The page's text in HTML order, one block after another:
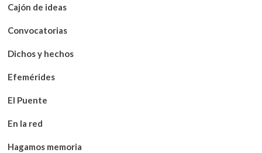
Cajón de ideas
Convocatorias
Dichos y hechos
Efemérides
El Puente
En la red
Hagamos memoria